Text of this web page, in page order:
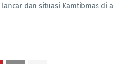
dan situasi Kamtibmas di